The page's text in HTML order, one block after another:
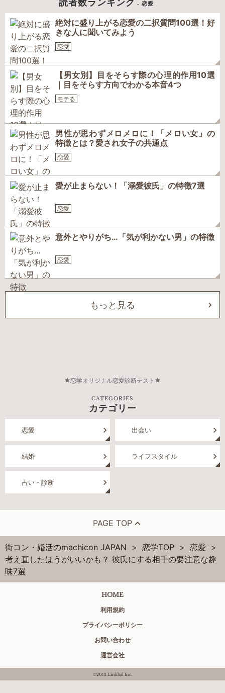
読者数ランキング - 恋愛
絶対に盛り上がる恋愛の二択質問100選！好
きな人に聞いてみよう
恋愛
【男女別】目をそらす際の心理的作用10選
｜目をそらす方向でわかる本音4つ
モテる
男性が思わずメロメロに！「メロい女」の
特徴とは？愛され女子の共通点
恋愛
愛が止まらない！「溺愛彼氏」の特徴7選
恋愛
意外とやりがち…「気が利かない男」の特徴
恋愛
もっと見る
恋学オリジナル恋愛診断テスト
CATEGORIES
カテゴリー
恋愛 出会い
結婚 ライフスタイル
占い・診断
PAGE TOP
街コン・婚活のmachicon JAPAN 恋学TOP
恋愛
考え直したほうがいいかも？ 彼氏にする相手の要注意な趣
味7選
HOME
利用規約
プライバシーポリシー
お問い合わせ
運営会社
©2013 Linkbal Inc.